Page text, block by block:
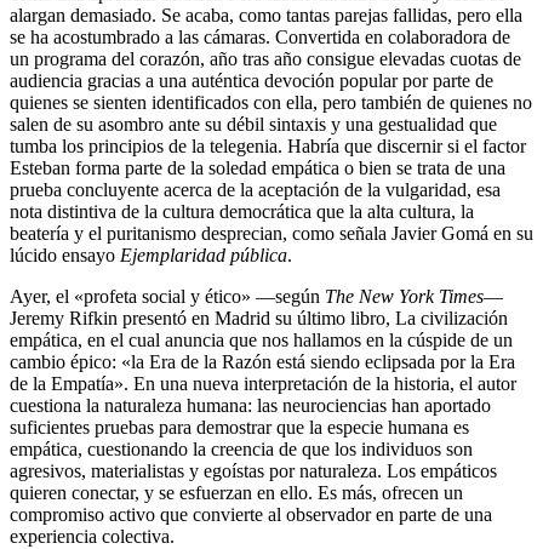
alargan demasiado. Se acaba, como tantas parejas fallidas, pero ella
se ha acostumbrado a las cámaras. Convertida en colaboradora de
un programa del corazón, año tras año consigue elevadas cuotas de
audiencia gracias a una auténtica devoción popular por parte de
quienes se sienten identificados con ella, pero también de quienes no
salen de su asombro ante su débil sintaxis y una gestualidad que
tumba los principios de la telegenia. Habría que discernir si el factor
Esteban forma parte de la soledad empática o bien se trata de una
prueba concluyente acerca de la aceptación de la vulgaridad, esa
nota distintiva de la cultura democrática que la alta cultura, la
beatería y el puritanismo desprecian, como señala Javier Gomá en su
lúcido ensayo Ejemplaridad pública.
Ayer, el «profeta social y ético» —según The New York Times—
Jeremy Rifkin presentó en Madrid su último libro, La civilización
empática, en el cual anuncia que nos hallamos en la cúspide de un
cambio épico: «la Era de la Razón está siendo eclipsada por la Era
de la Empatía». En una nueva interpretación de la historia, el autor
cuestiona la naturaleza humana: las neurociencias han aportado
suficientes pruebas para demostrar que la especie humana es
empática, cuestionando la creencia de que los individuos son
agresivos, materialistas y egoístas por naturaleza. Los empáticos
quieren conectar, y se esfuerzan en ello. Es más, ofrecen un
compromiso activo que convierte al observador en parte de una
experiencia colectiva.